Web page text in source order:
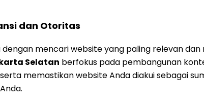
dan Otoritas
mencari website yang paling relevan dan
Selatan berfokus pada pembangunan
memastikan website Anda diakui sebagai